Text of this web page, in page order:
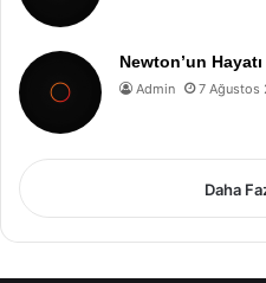
Newton’un
Admin 7 Ağustos
Daha